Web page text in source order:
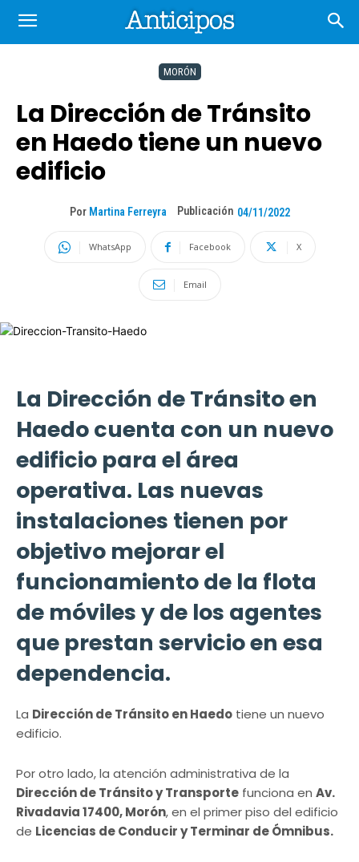
MORÓN
La Dirección de Tránsito
en Haedo tiene un nuevo
edificio
Por Martina Ferreyra Publicación 04/11/2022
WhatsApp Facebook X
Email
La Dirección de Tránsito en
Haedo cuenta con un nuevo
edificio para el área
operativa. Las nuevas
instalaciones tienen por
objetivo mejorar el
funcionamiento de la flota
de móviles y de los agentes
que prestan servicio en esa
dependencia.
La Dirección de Tránsito en Haedo tiene un nuevo
edificio.
Por otro lado, la atención administrativa de la
Dirección de Tránsito y Transporte funciona en Av.
Rivadavia 17400, Morón, en el primer piso del edificio
de Licencias de Conducir y Terminar de Ómnibus.